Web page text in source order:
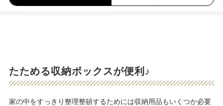
たためる収納ボックスが便利♪
家の中をすっきり整理整頓するためには収納用品もいくつか必要